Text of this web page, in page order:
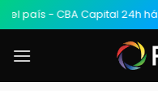
- CBA Capital 24h hábiles